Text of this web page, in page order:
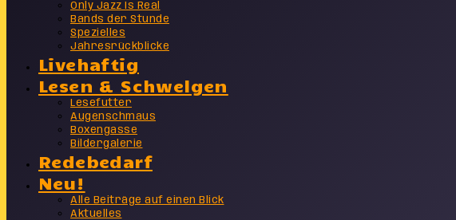
Only Jazz Is Real
Bands der Stunde
Spezielles
Jahresrückblicke
Livehaftig
Lesen & Schwelgen
Lesefutter
Augenschmaus
Boxengasse
Bildergalerie
Redebedarf
Neu!
Alle Beiträge auf einen Blick
Aktuelles